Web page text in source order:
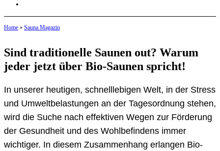
Home » Sauna Magazin
Sind traditionelle Saunen out? Warum
jeder jetzt über Bio-Saunen spricht!
In unserer heutigen, schnelllebigen Welt, in der Stress
und Umweltbelastungen an der Tagesordnung stehen,
wird die Suche nach effektiven Wegen zur Förderung
der Gesundheit und des Wohlbefindens immer
wichtiger. In diesem Zusammenhang erlangen Bio-